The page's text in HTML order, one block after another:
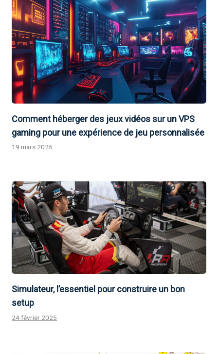
Comment héberger des jeux vidéos sur un VPS
gaming pour une expérience de jeu personnalisée
19 mars 2025
Simulateur, l’essentiel pour construire un bon
setup
24 février 2025